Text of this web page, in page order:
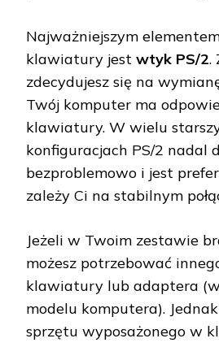
Najważniejszym
klawiatury jest wtyk PS/2.
zdecydujesz się na
Twój komputer ma
klawiatury. W wielu
konfiguracjach PS/2 nadal
bezproblemowo i jest
zależy Ci na stabilnym
Jeżeli w Twoim zestawie
możesz potrzebować
klawiatury lub adaptera
modelu komputera).
sprzętu wyposażonego w